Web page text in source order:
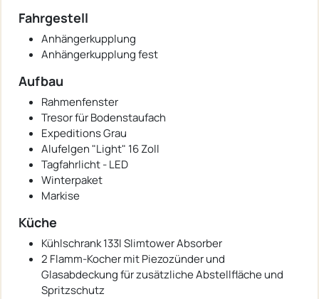
Fahrgestell
Anhängerkupplung
Anhängerkupplung fest
Aufbau
Rahmenfenster
Tresor für Bodenstaufach
Expeditions Grau
Alufelgen "Light" 16 Zoll
Tagfahrlicht - LED
Winterpaket
Markise
Küche
Kühlschrank 133l Slimtower Absorber
2 Flamm-Kocher mit Piezozünder und
Glasabdeckung für zusätzliche Abstellfläche und
Spritzschutz